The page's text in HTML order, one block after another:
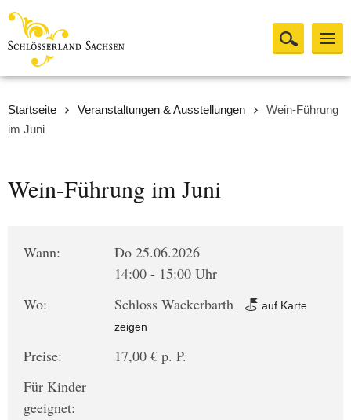
Startseite Veranstaltungen & Ausstellungen
Wein-Führung
im Juni
Wein-Führung im Juni
Wann:
Do 25.06.2026
14:00 - 15:00 Uhr
Wo:
Schloss Wackerbarth
auf Karte
zeigen
Preise:
17,00 € p. P.
Für Kinder
geeignet: